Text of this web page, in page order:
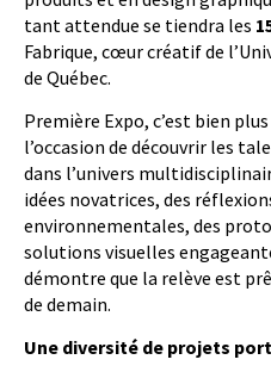
tant attendue se tiendra les
Fabrique, cœur créatif de
de Québec.
Première Expo, c’est bien
l’occasion de découvrir les
dans l’univers
idées novatrices, des
environnementales, des
solutions visuelles
démontre que la relève est
de demain.
Une diversité de projets